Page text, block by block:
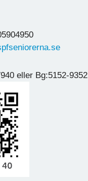
eller Bg:5152-9352